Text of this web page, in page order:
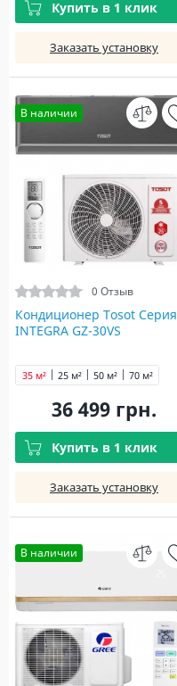
Купить в 1 клик
Заказать установку
В наличии
0 Отзыв
Кондиционер Tosot Серия
INTEGRA GZ-30VS
25 м²
35 м² 50 м² 70 м²
36 499 грн.
Купить в 1 клик
Заказать установку
В наличии